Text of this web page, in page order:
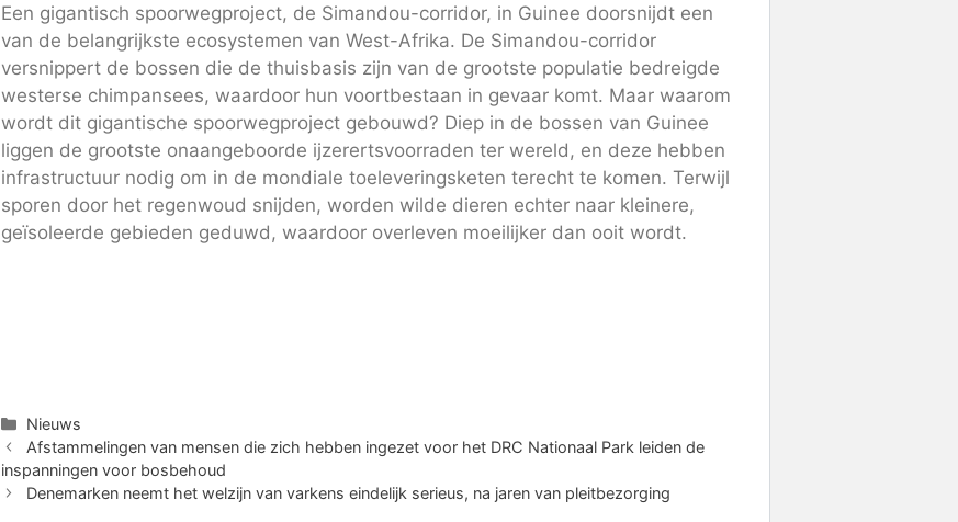
Een gigantisch spoorwegproject, de Simandou-corridor, in Guinee doorsnijdt een
van de belangrijkste ecosystemen van West-Afrika. De Simandou-corridor
versnippert de bossen die de thuisbasis zijn van de grootste populatie bedreigde
westerse chimpansees, waardoor hun voortbestaan ​​in gevaar komt. Maar waarom
wordt dit gigantische spoorwegproject gebouwd? Diep in de bossen van Guinee
liggen de grootste onaangeboorde ijzerertsvoorraden ter wereld, en deze hebben
infrastructuur nodig om in de mondiale toeleveringsketen terecht te komen. Terwijl
sporen door het regenwoud snijden, worden wilde dieren echter naar kleinere,
geïsoleerde gebieden geduwd, waardoor overleven moeilijker dan ooit wordt.
Categorieën
Nieuws
Afstammelingen van mensen die zich hebben ingezet voor het DRC Nationaal Park leiden de
inspanningen voor bosbehoud
Denemarken neemt het welzijn van varkens eindelijk serieus, na jaren van pleitbezorging